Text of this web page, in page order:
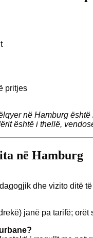
pritjes
në Hamburg
është i thellë,
në Hamburg
dhe vizito ditë
janë pa tarifë;